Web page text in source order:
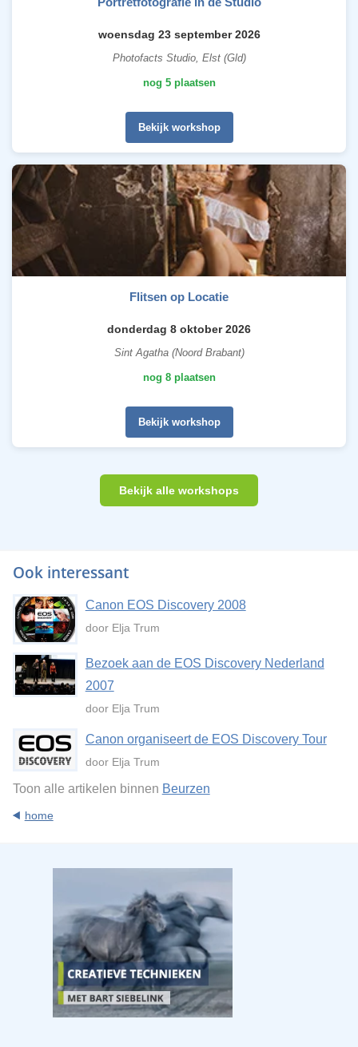
woensdag 23 september 2026
Photofacts Studio, Elst (Gld)
nog 5 plaatsen
Bekijk workshop
Flitsen op Locatie
donderdag 8 oktober 2026
Sint Agatha (Noord Brabant)
nog 8 plaatsen
Bekijk workshop
Bekijk alle workshops
Ook interessant
Canon EOS Discovery 2008
door Elja Trum
Bezoek aan de EOS Discovery Nederland
2007
door Elja Trum
Canon organiseert de EOS Discovery Tour
door Elja Trum
Toon alle artikelen binnen Beurzen
home